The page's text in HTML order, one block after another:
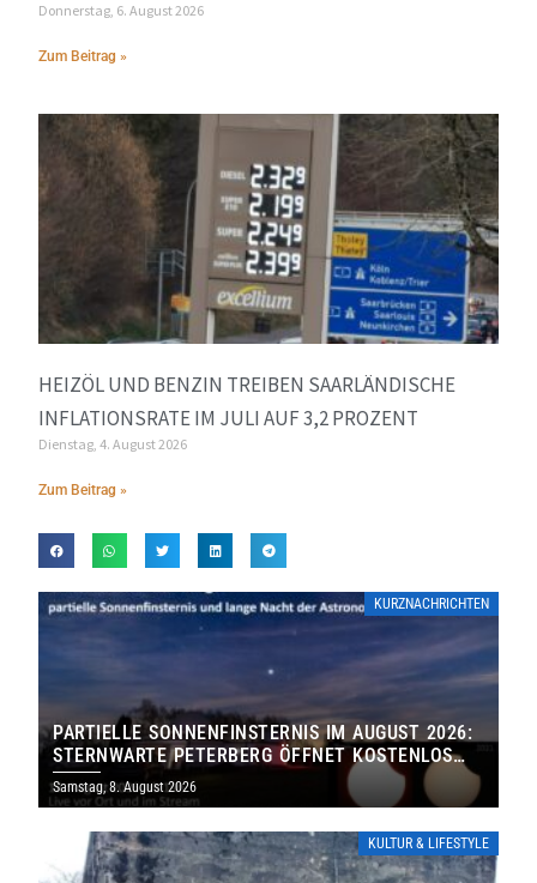
Donnerstag, 6. August 2026
Zum Beitrag »
HEIZÖL UND BENZIN TREIBEN SAARLÄNDISCHE
INFLATIONSRATE IM JULI AUF 3,2 PROZENT
Dienstag, 4. August 2026
Zum Beitrag »
KURZNACHRICHTEN
PARTIELLE SONNENFINSTERNIS IM AUGUST 2026:
STERNWARTE PETERBERG ÖFFNET KOSTENLOS
IHRE TORE
Samstag, 8. August 2026
KULTUR & LIFESTYLE